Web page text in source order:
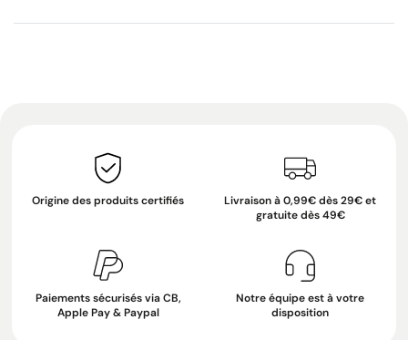
Origine des produits certifiés
Livraison à 0,99€ dès 29€ et
gratuite dès 49€
Paiements sécurisés via CB,
Apple Pay & Paypal
Notre équipe est à votre
disposition